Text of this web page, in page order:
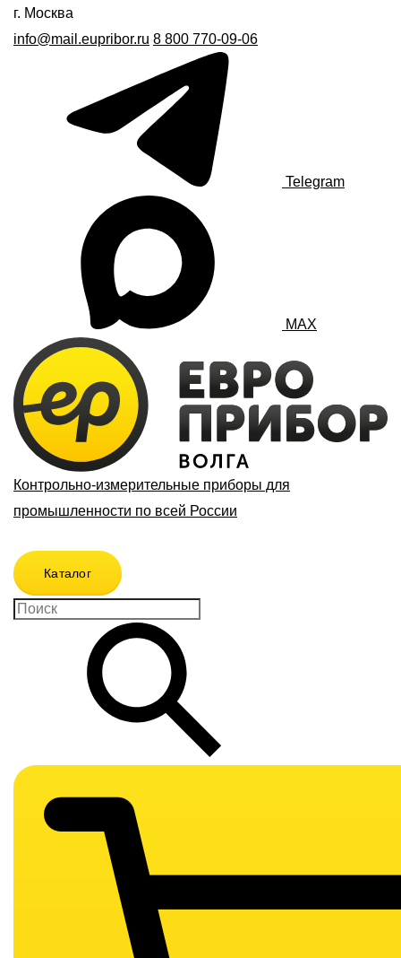
г. Москва
info@mail.eupribor.ru 8 800 770-09-06
Telegram
MAX
Контрольно-измерительные приборы для
промышленности по всей России
Каталог